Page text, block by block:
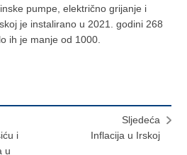
pumpe, električno grijanje i
je instalirano u 2021. godini 268
ih je manje od 1000.
i
u
Sljedeća
Inflacija u Irskoj